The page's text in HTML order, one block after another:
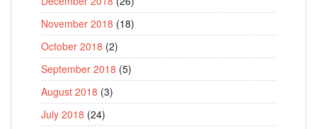
November 2018 (18)
October 2018 (2)
September 2018 (5)
August 2018 (3)
July 2018 (24)